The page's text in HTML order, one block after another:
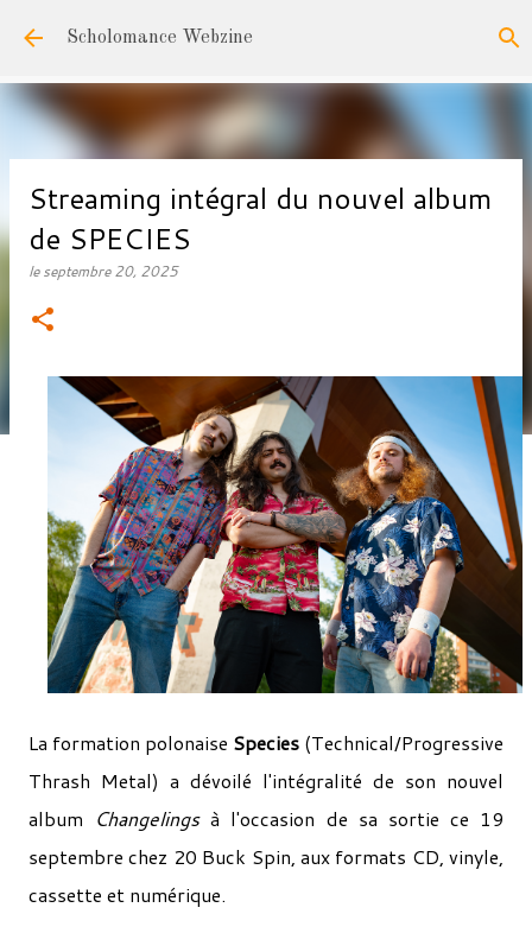
Accéder au contenu principal
Scholomance Webzine
Streaming intégral du nouvel album
de SPECIES
leseptembre 20, 2025
La formation polonaise Species (Technical/Progressive
Thrash Metal) a dévoilé l'intégralité de son nouvel
album Changelingsà l'occasion de sa sortie ce 19
septembre chez 20 Buck Spin, aux formats CD, vinyle,
cassette et numérique.